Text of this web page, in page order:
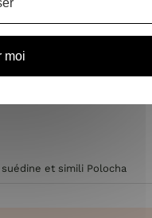
et simili Polocha
moi